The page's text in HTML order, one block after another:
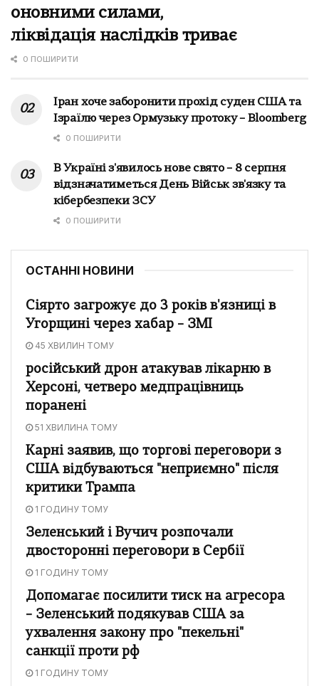
оновними силами,
ліквідація наслідків триває
0 ПОШИРИТИ
Іран хоче заборонити прохід суден США та
Ізраїлю через Ормузьку протоку – Bloomberg
0 ПОШИРИТИ
В Україні з'явилось нове свято – 8 серпня
відзначатиметься День Військ зв'язку та
кібербезпеки ЗСУ
0 ПОШИРИТИ
ОСТАННІ НОВИНИ
Сіярто загрожує до 3 років в'язниці в
Угорщині через хабар – ЗМІ
45 ХВИЛИН ТОМУ
російський дрон атакував лікарню в
Херсоні, четверо медпрацівниць
поранені
51 ХВИЛИНА ТОМУ
Карні заявив, що торгові переговори з
США відбуваються "неприємно" після
критики Трампа
1 ГОДИНУ ТОМУ
Зеленський і Вучич розпочали
двосторонні переговори в Сербії
1 ГОДИНУ ТОМУ
Допомагає посилити тиск на агресора
– Зеленський подякував США за
ухвалення закону про "пекельні"
санкції проти рф
1 ГОДИНУ ТОМУ